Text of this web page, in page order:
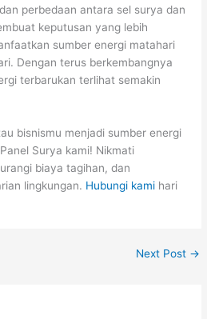
perbedaan antara sel surya dan
keputusan yang lebih
sumber energi matahari
Dengan terus berkembangnya
terbarukan terlihat semakin
bisnismu menjadi sumber energi
Surya kami! Nikmati
biaya tagihan, dan
lingkungan. Hubungi kami hari
Next Post →